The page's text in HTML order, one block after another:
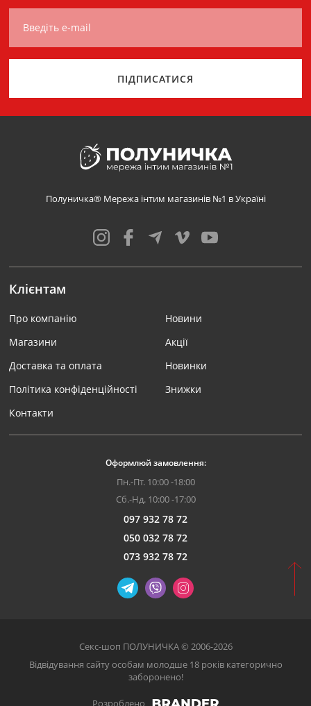
Введіть e-mail
ПІДПИСАТИСЯ
Полуничка® Мережа інтим магазинів №1 в Україні
Клієнтам
Про компанію
Магазини
Доставка та оплата
Політика конфіденційності
Контакти
Новини
Акції
Новинки
Знижки
Оформлюй замовлення:
Пн.-Пт. 10:00 -18:00
Сб.-Нд. 10:00 -17:00
097 932 78 72
050 032 78 72
073 932 78 72
Секс-шоп ПОЛУНИЧКА © 2006-2026
Відвідування сайту особам молодше 18 років категорично
заборонено!
Розроблено